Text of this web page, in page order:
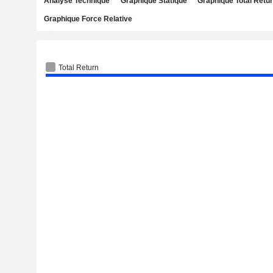
Graphique Force Relative
Total Return